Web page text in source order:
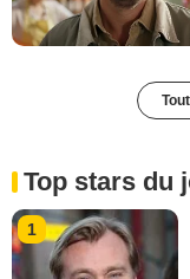
Top stars du
1